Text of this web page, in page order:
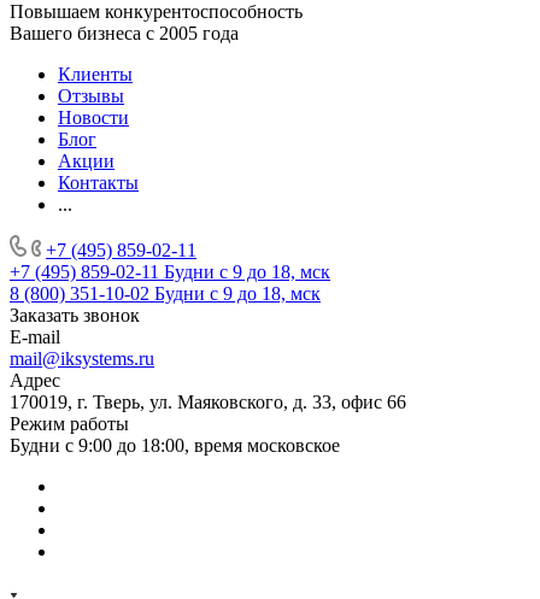
Повышаем конкурентоспособность
Вашего бизнеса с 2005 года
Клиенты
Отзывы
Новости
Блог
Акции
Контакты
...
+7 (495) 859-02-11
+7 (495) 859-02-11 Будни с 9 до 18, мск
8 (800) 351-10-02 Будни с 9 до 18, мск
Заказать звонок
E-mail
mail@iksystems.ru
Адрес
170019, г. Тверь, ул. Маяковского, д. 33, офис 66
Режим работы
Будни с 9:00 до 18:00, время московское